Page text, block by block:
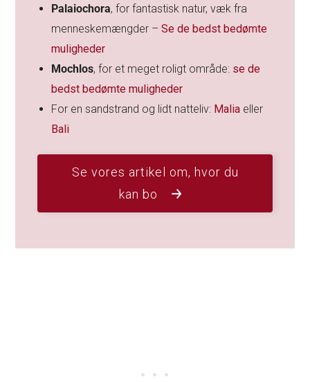
Palaiochora, for fantastisk natur, væk fra
menneskemængder –Se de bedst bedømte
muligheder
Mochlos, for et meget roligt område: se de
bedst bedømte muligheder
For en sandstrand og lidt natteliv: Malia eller
Bali
Se vores artikel om, hvor du
kan bo